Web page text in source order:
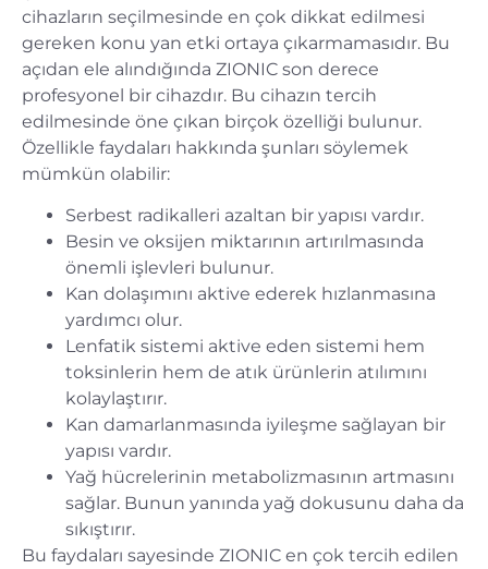
cihazların seçilmesinde en çok dikkat edilmesi
gereken konu yan etki ortaya çıkarmamasıdır. Bu
açıdan ele alındığında ZIONIC son derece
profesyonel bir cihazdır. Bu cihazın tercih
edilmesinde öne çıkan birçok özelliği bulunur.
Özellikle faydaları hakkında şunları söylemek
mümkün olabilir:
Serbest radikalleri azaltan bir yapısı vardır.
Besin ve oksijen miktarının artırılmasında
önemli işlevleri bulunur.
Kan dolaşımını aktive ederek hızlanmasına
yardımcı olur.
Lenfatik sistemi aktive eden sistemi hem
toksinlerin hem de atık ürünlerin atılımını
kolaylaştırır.
Kan damarlanmasında iyileşme sağlayan bir
yapısı vardır.
Yağ hücrelerinin metabolizmasının artmasını
sağlar. Bunun yanında yağ dokusunu daha da
sıkıştırır.
Bu faydaları sayesinde ZIONIC en çok tercih edilen